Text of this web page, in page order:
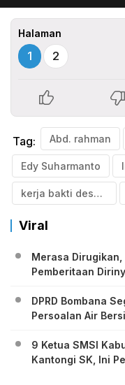
Halaman
1 2
Tag: Abd. rahman
Edy Suharmanto
kerja bakti desa se-kabupaten Bombana
Viral
Merasa Dirugikan,
Pemberitaan
DPRD Bombana
Persoalan Air
9 Ketua SMSI
Kantongi SK, Ini